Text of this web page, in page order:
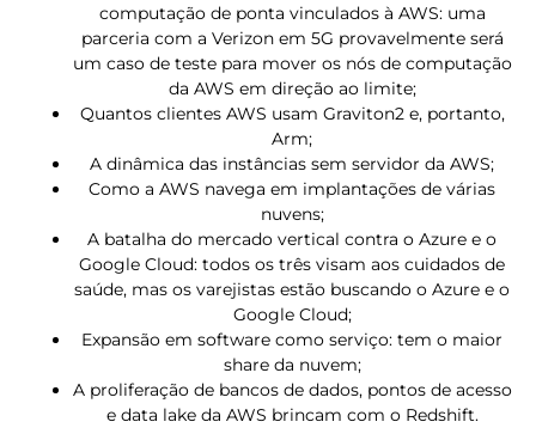
computação de ponta vinculados à AWS: uma
parceria com a Verizon em 5G provavelmente será
um caso de teste para mover os nós de computação
da AWS em direção ao limite;
Quantos clientes AWS usam Graviton2 e, portanto,
Arm;
A dinâmica das instâncias sem servidor da AWS;
Como a AWS navega em implantações de várias
nuvens;
A batalha do mercado vertical contra o Azure e o
Google Cloud: todos os três visam aos cuidados de
saúde, mas os varejistas estão buscando o Azure e o
Google Cloud;
Expansão em software como serviço: tem o maior
share da nuvem;
A proliferação de bancos de dados, pontos de acesso
e data lake da AWS brincam com o Redshift.